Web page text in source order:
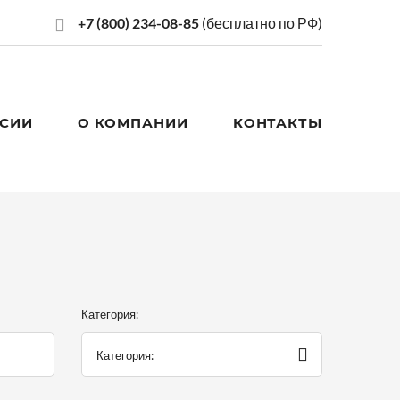
+7 (800) 234-08-85 (бесплатно по РФ)
О КОМПАНИИ КОНТАКТЫ
Категория:
Категория: